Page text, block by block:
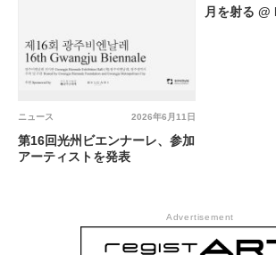
2026年6月11日
ニュース
第16回光州ビエンナーレ、参加
アーティストを発表
月を射る @
Advertisement